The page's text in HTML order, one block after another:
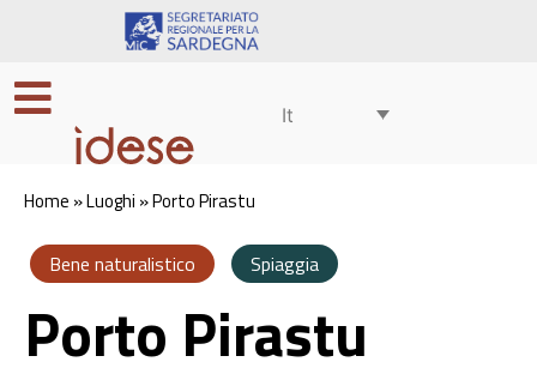
It
Home »Luoghi »Porto Pirastu
Bene naturalistico Spiaggia
Porto Pirastu